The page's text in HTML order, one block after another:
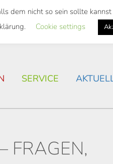
SERVICE
FRAGEN,
dem nicht so sein sollte
Cookie settings